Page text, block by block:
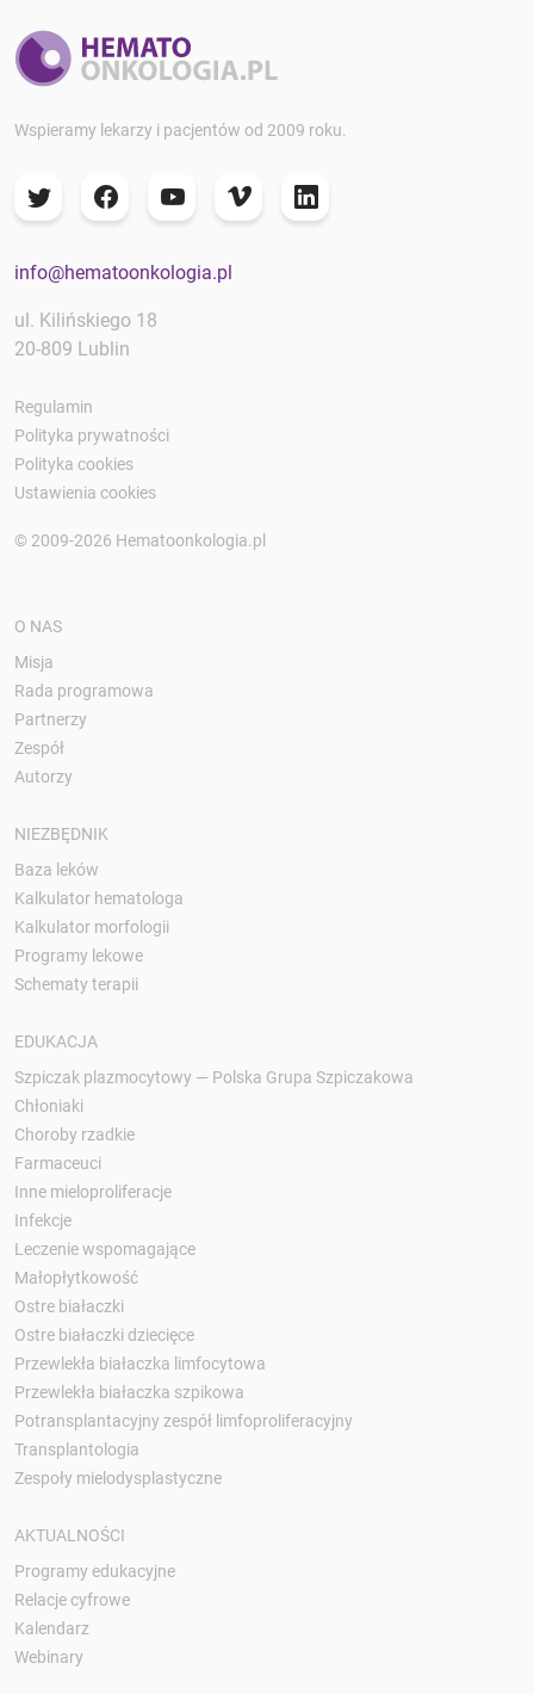
Wspieramy lekarzy i pacjentów od 2009 roku.
info@hematoonkologia.pl
ul. Kilińskiego 18
20-809 Lublin
Regulamin
Polityka prywatności
Polityka cookies
Ustawienia cookies
© 2009-2026 Hematoonkologia.pl
O NAS
Misja
Rada programowa
Partnerzy
Zespół
Autorzy
NIEZBĘDNIK
Baza leków
Kalkulator hematologa
Kalkulator morfologii
Programy lekowe
Schematy terapii
EDUKACJA
Szpiczak plazmocytowy — Polska Grupa Szpiczakowa
Chłoniaki
Choroby rzadkie
Farmaceuci
Inne mieloproliferacje
Infekcje
Leczenie wspomagające
Małopłytkowość
Ostre białaczki
Ostre białaczki dziecięce
Przewlekła białaczka limfocytowa
Przewlekła białaczka szpikowa
Potransplantacyjny zespół limfoproliferacyjny
Transplantologia
Zespoły mielodysplastyczne
AKTUALNOŚCI
Programy edukacyjne
Relacje cyfrowe
Kalendarz
Webinary